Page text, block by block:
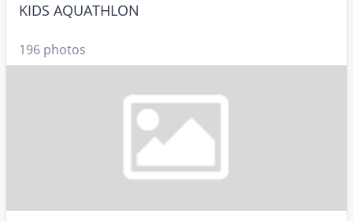
KIDS AQUATHLON
196 photos